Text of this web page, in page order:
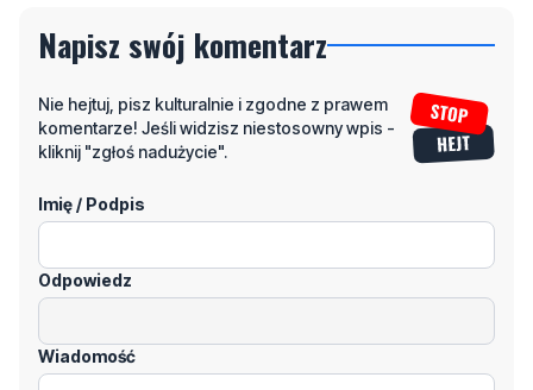
komentarze! Jeśli widzisz niestosowny wpis -
kliknij "zgłoś nadużycie".
Imię / Podpis
Odpowiedz
Wiadomość